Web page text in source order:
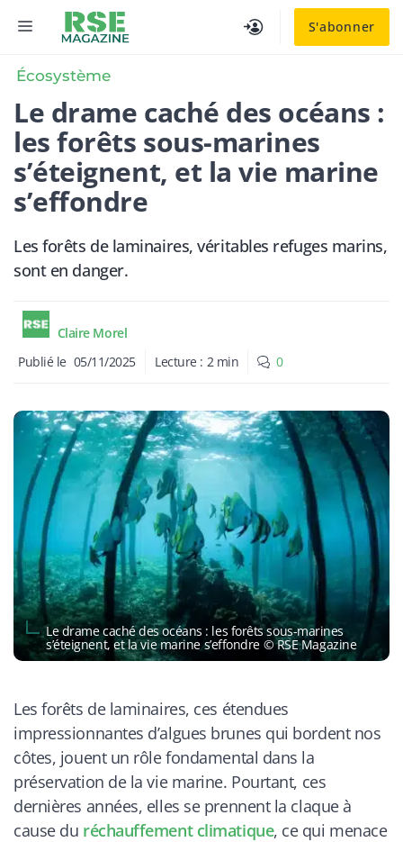
S'abonner
MENU
Écosystème
Le drame caché des océans :
les forêts sous-marines
s’éteignent, et la vie marine
s’effondre
Les forêts de laminaires, véritables refuges marins,
sont en danger.
Claire Morel
Publié le 05/11/2025 Lecture : 2 min 0
Le drame caché des océans : les forêts sous-marines
s’éteignent, et la vie marine s’effondre © RSE Magazine
Les forêts de laminaires, ces étendues
impressionnantes d’algues brunes qui bordent nos
côtes, jouent un rôle fondamental dans la
préservation de la vie marine. Pourtant, ces
dernières années, elles se prennent la claque à
cause du réchauffement climatique, ce qui menace